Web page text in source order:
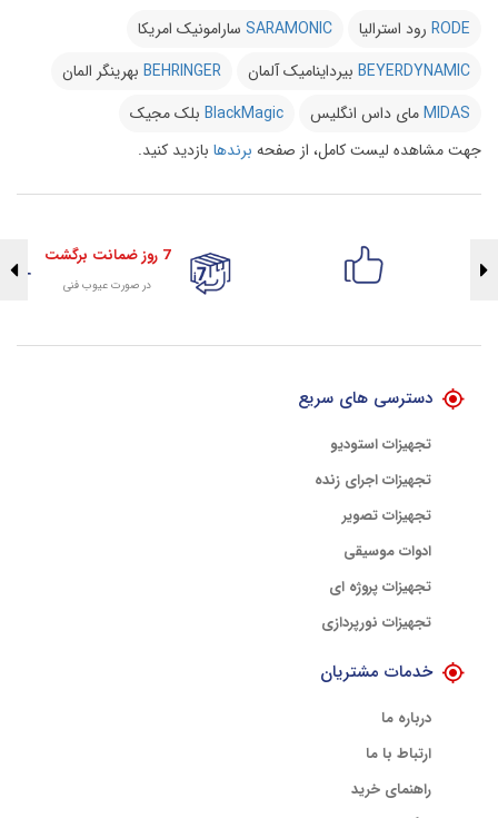
RODE رود استرالیا SARAMONIC سارامونیک امریکا
BEYERDYNAMIC بیرداینامیک آلمان BEHRINGER بهرینگر المان
MIDASمای داس انگلیس BlackMagic بلک مجیک
جهت مشاهده لیست کامل، از صفحه برندها بازدید کنید.
7 روز ضمانت برگشت
در صورت عیوب فنی
دسترسی های سریع
تجهیزات استودیو
تجهیزات اجرای زنده
تجهیزات تصویر
ادوات موسیقی
تجهیزات پروژه ای
تجهیزات نورپردازی
خدمات مشتریان
درباره ما
ارتباط با ما
راهنمای خرید